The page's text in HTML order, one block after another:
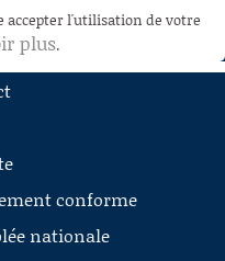
accepter l'utilisation de votre
plus.
conforme
nationale